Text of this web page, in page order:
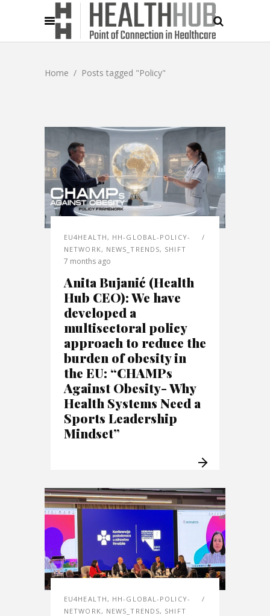
Home / Posts tagged "Policy"
EU4HEALTH , HH-GLOBAL-POLICY-
NETWORK, NEWS_TRENDS, SHIFT
7 months ago
Anita Bujanić (Health
Hub CEO): We have
developed a
multisectoral policy
approach to reduce the
burden of obesity in
the EU: “CHAMPs
Against Obesity- Why
Health Systems Need a
Sports Leadership
Mindset”
EU4HEALTH , HH-GLOBAL-POLICY-
NETWORK, NEWS_TRENDS, SHIFT